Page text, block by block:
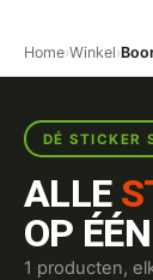
Home›Winkel›
DÉ STICKER
ALLE
OP
1 producten,